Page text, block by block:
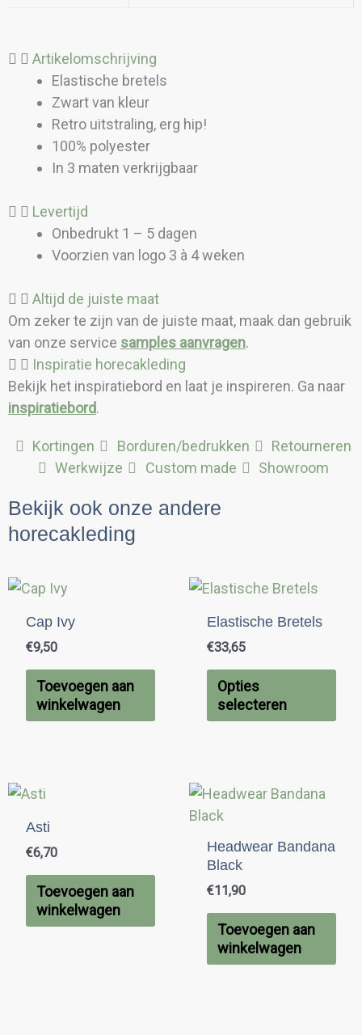
Artikelomschrijving
Elastische bretels
Zwart van kleur
Retro uitstraling, erg hip!
100% polyester
In 3 maten verkrijgbaar
Levertijd
Onbedrukt 1 – 5 dagen
Voorzien van logo 3 à 4 weken
Altijd de juiste maat
Om zeker te zijn van de juiste maat, maak dan gebruik
van onze service samples aanvragen.
Inspiratie horecakleding
Bekijk het inspiratiebord en laat je inspireren. Ga naar
inspiratiebord.
Kortingen Borduren/bedrukken
Retourneren
Werkwijze
Custom made Showroom
Bekijk ook onze andere
horecakleding
Cap Ivy
€9,50
Toevoegen aan
winkelwagen
Elastische Bretels
€33,65
Opties
selecteren
Asti
€6,70
Toevoegen aan
winkelwagen
Headwear Bandana
Black
€11,90
Toevoegen aan
winkelwagen